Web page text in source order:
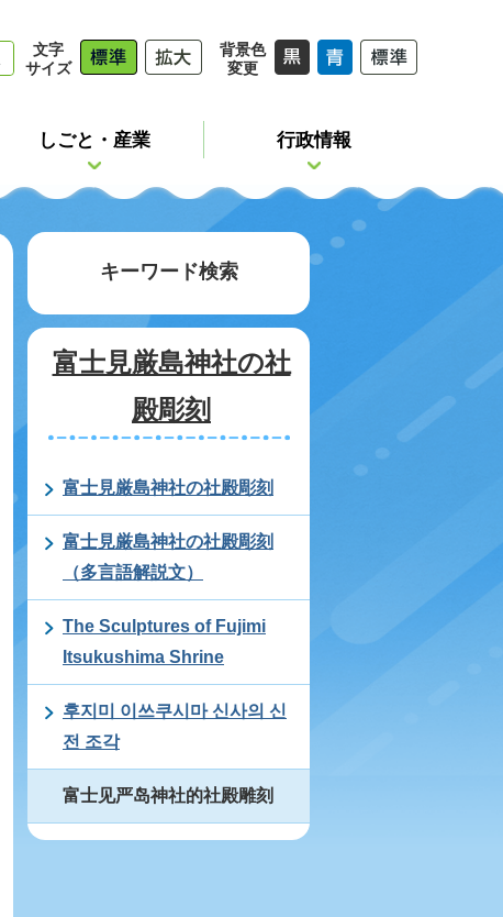
文字
サイズ
背景色
変更
しごと・産業 行政情報
キーワード検索
富士見厳島神社の社
殿彫刻
富士見厳島神社の社殿彫刻
富士見厳島神社の社殿彫刻
（多言語解説文）
The Sculptures of Fujimi
Itsukushima Shrine
후지미 이쓰쿠시마 신사의 신
전 조각
富士见严岛神社的社殿雕刻